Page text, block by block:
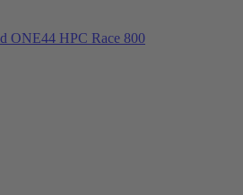
ONE44 HPC Race 800